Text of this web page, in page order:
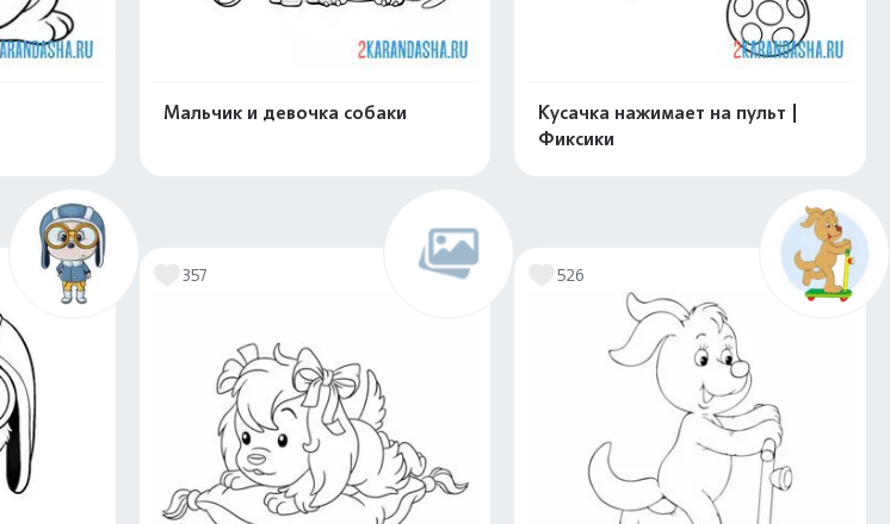
Мальчик и девочка собаки
Кусачка нажимает на пульт |
Фиксики
357 526